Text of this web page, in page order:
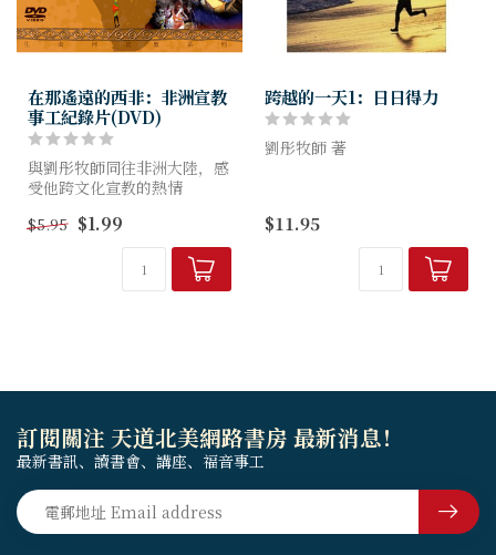
在那遙遠的西非：非洲宣教
事工紀錄片(DVD)
與劉彤牧師同往非洲大陸，感
受他跨文化宣教的熱情
動影像呈現神轉化大能
$5.95 $1.99
跨越的一天1：日日得力
劉彤牧師 著
$11.95
訂閱關注 天道北美網路書房 最新消息！
最新書訊、讀書會、講座、福音事工